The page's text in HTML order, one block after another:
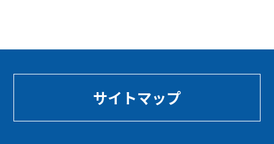
サイトマップ